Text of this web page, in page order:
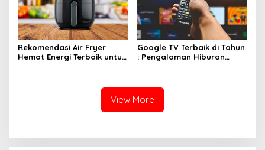
Rekomendasi Air Fryer
Hemat Energi Terbaik untuk
Google TV Terbaik di Tahun
: Pengalaman Hiburan
View More